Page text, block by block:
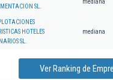
SL.
mediana
HOTELES
SL.
mediana
Ver Ranking de